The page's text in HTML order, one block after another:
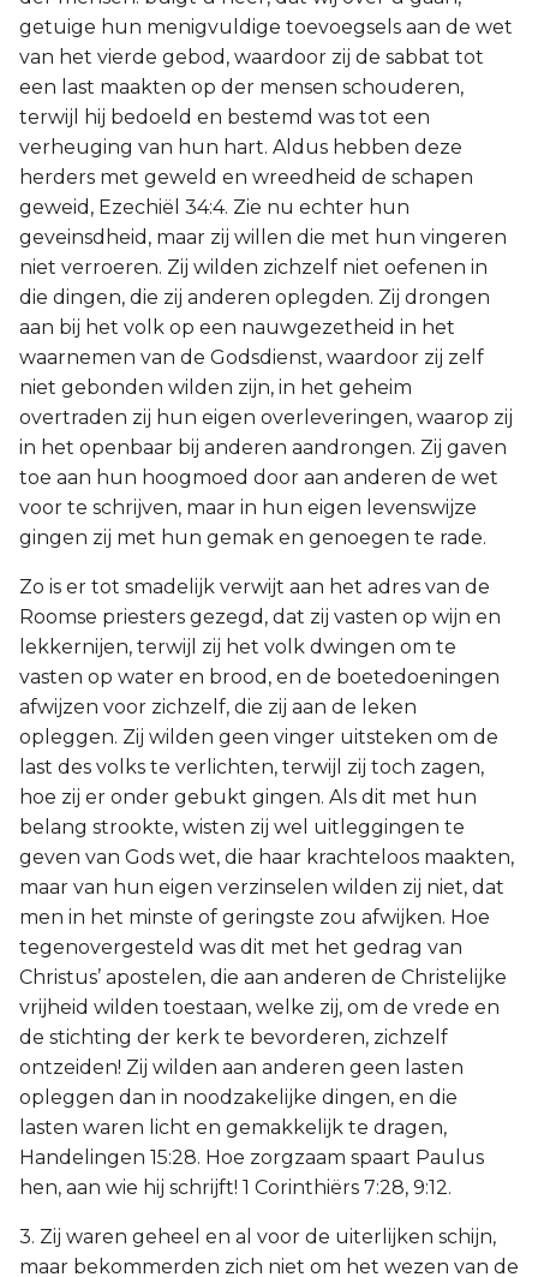
getuige hun menigvuldige toevoegsels aan de wet
van het vierde gebod, waardoor zij de sabbat tot
een last maakten op der mensen schouderen,
terwijl hij bedoeld en bestemd was tot een
verheuging van hun hart. Aldus hebben deze
herders met geweld en wreedheid de schapen
geweid, Ezechiël 34:4. Zie nu echter hun
geveinsdheid, maar zij willen die met hun vingeren
niet verroeren. Zij wilden zichzelf niet oefenen in
die dingen, die zij anderen oplegden. Zij drongen
aan bij het volk op een nauwgezetheid in het
waarnemen van de Godsdienst, waardoor zij zelf
niet gebonden wilden zijn, in het geheim
overtraden zij hun eigen overleveringen, waarop zij
in het openbaar bij anderen aandrongen. Zij gaven
toe aan hun hoogmoed door aan anderen de wet
voor te schrijven, maar in hun eigen levenswijze
gingen zij met hun gemak en genoegen te rade.
Zo is er tot smadelijk verwijt aan het adres van de
Roomse priesters gezegd, dat zij vasten op wijn en
lekkernijen, terwijl zij het volk dwingen om te
vasten op water en brood, en de boetedoeningen
afwijzen voor zichzelf, die zij aan de leken
opleggen. Zij wilden geen vinger uitsteken om de
last des volks te verlichten, terwijl zij toch zagen,
hoe zij er onder gebukt gingen. Als dit met hun
belang strookte, wisten zij wel uitleggingen te
geven van Gods wet, die haar krachteloos maakten,
maar van hun eigen verzinselen wilden zij niet, dat
men in het minste of geringste zou afwijken. Hoe
tegenovergesteld was dit met het gedrag van
Christus’ apostelen, die aan anderen de Christelijke
vrijheid wilden toestaan, welke zij, om de vrede en
de stichting der kerk te bevorderen, zichzelf
ontzeiden! Zij wilden aan anderen geen lasten
opleggen dan in noodzakelijke dingen, en die
lasten waren licht en gemakkelijk te dragen,
Handelingen 15:28. Hoe zorgzaam spaart Paulus
hen, aan wie hij schrijft! 1 Corinthiërs 7:28, 9:12.
3. Zij waren geheel en al voor de uiterlijken schijn,
maar bekommerden zich niet om het wezen van de